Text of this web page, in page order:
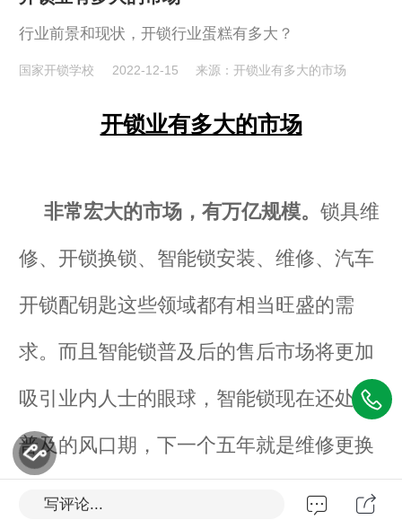
行业前景和现状，开锁行业蛋糕有多大？
国家开锁学校 2022-12-15 来源：开锁业有多大的市场
开锁业有多大的市场
非常宏大的市场，有万亿规模。 锁具维
修、开锁换锁、智能锁安装、维修、汽车
开锁配钥匙这些领域都有相当旺盛的需
求。而且智能锁普及后的售后市场将更加
吸引业内人士的眼球，智能锁现在还处于
普及的风口期，下一个五年就是维修更换
期，非常大的朝阳市场等您来拿。
写评论...